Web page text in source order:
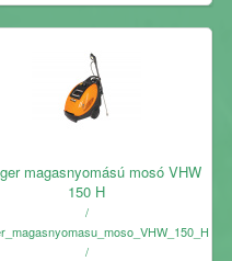
magasnyomású mosó VHW
150 H
/
/